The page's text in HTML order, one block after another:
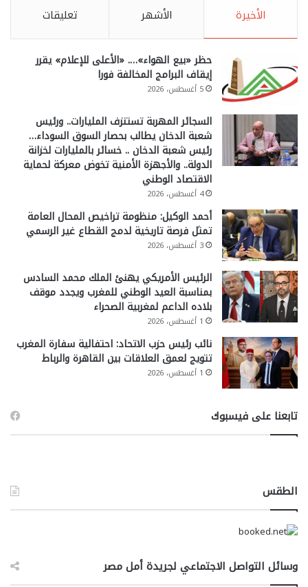
الأخيرة الأشهر تعليقات
حظر «بيع الهواء»…. «الأعلى للإعلام» يقرر
إيقاف البرامج المخالفة فورا
5 أغسطس، 2026
السجائر المهربة تستنزف المليارات.. ورئيس
شعبة الدخان يطالب بحصار السوق السوداء…
رئيس شعبة الدخان .. خسائر بالمليارات لخزانة
الدولة.. والأجهزة الأمنية تخوض معركة لحماية
الاقتصاد الوطني
4 أغسطس، 2026
أحمد الوكيل: منظومة تراخيص المحال العامة
تمثل فرصة تاريخية لدمج القطاع غير الرسمي
3 أغسطس، 2026
الرئيس الأمريكي يهنئ الملك محمد السادس
بمناسبة العيد الوطني للمغرب ويجدد موقف
بلاده الداعم لمغربية الصحراء
1 أغسطس، 2026
نائب رئيس حزب الاتحاد: احتفالية سفارة المغرب
تتويج لعمق العلاقات بين القاهرة والرباط
1 أغسطس، 2026
تابعنا على فيسبوك
الطقس
وسائل التواصل الاجتماعي لجريدة أمل مصر